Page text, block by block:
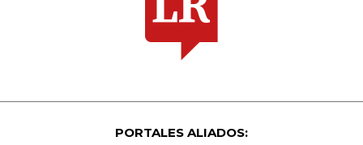
PORTALES ALIADOS: